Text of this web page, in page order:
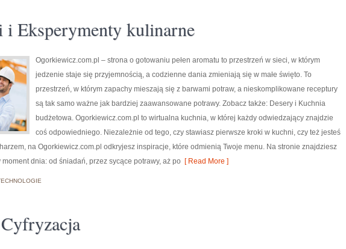
i Eksperymenty kulinarne
Ogorkiewicz.com.pl – strona o gotowaniu pełen aromatu to przestrzeń w sieci, w którym
jedzenie staje się przyjemnością, a codzienne dania zmieniają się w małe święto. To
przestrzeń, w którym zapachy mieszają się z barwami potraw, a nieskomplikowane receptury
są tak samo ważne jak bardziej zaawansowane potrawy. Zobacz także: Desery i Kuchnia
budżetowa. Ogorkiewicz.com.pl to wirtualna kuchnia, w której każdy odwiedzający znajdzie
coś odpowiedniego. Niezależnie od tego, czy stawiasz pierwsze kroki w kuchni, czy też jesteś
na Ogorkiewicz.com.pl odkryjesz inspiracje, które odmienią Twoje menu. Na stronie znajdziesz
dnia: od śniadań, przez sycące potrawy, aż po [ Read More ]